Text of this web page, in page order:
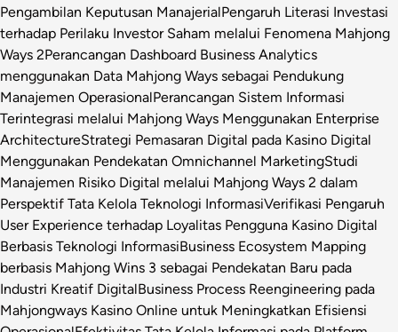
Pengambilan Keputusan ManajerialPengaruh Literasi Investasi
terhadap Perilaku Investor Saham melalui Fenomena Mahjong
Ways 2Perancangan Dashboard Business Analytics
menggunakan Data Mahjong Ways sebagai Pendukung
Manajemen OperasionalPerancangan Sistem Informasi
Terintegrasi melalui Mahjong Ways Menggunakan Enterprise
ArchitectureStrategi Pemasaran Digital pada Kasino Digital
Menggunakan Pendekatan Omnichannel MarketingStudi
Manajemen Risiko Digital melalui Mahjong Ways 2 dalam
Perspektif Tata Kelola Teknologi InformasiVerifikasi Pengaruh
User Experience terhadap Loyalitas Pengguna Kasino Digital
Berbasis Teknologi InformasiBusiness Ecosystem Mapping
berbasis Mahjong Wins 3 sebagai Pendekatan Baru pada
Industri Kreatif DigitalBusiness Process Reengineering pada
Mahjongways Kasino Online untuk Meningkatkan Efisiensi